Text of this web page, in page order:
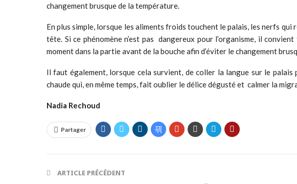
changement brusque de la température.
En plus simple, lorsque les aliments froids touchent le palais, les nerfs
tête. Si ce phénomène n’est pas dangereux pour l’organisme, il
moment dans la partie avant de la bouche afin d’éviter le changement
Il faut également, lorsque cela survient, de coller la langue sur le
chaude qui, en même temps, fait oublier le délice dégusté et calmer la
Nadia Rechoud
Partager
ARTICLE PRÉCÉDENT